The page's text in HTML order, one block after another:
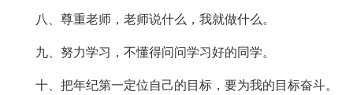
八、尊重老师，老师说什么，我就做什么。
九、努力学习，不懂得问问学习好的同学。
十、把年纪第一定位自己的目标，要为我的目标奋斗。